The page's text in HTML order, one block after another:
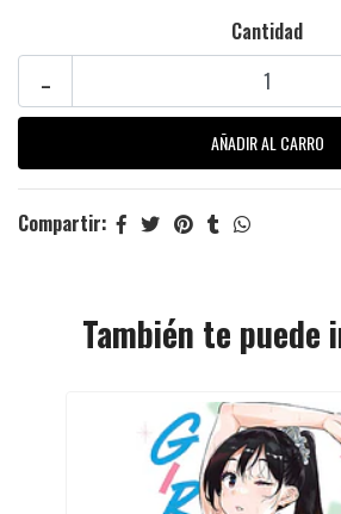
Cantidad
-
Compartir:
También te puede